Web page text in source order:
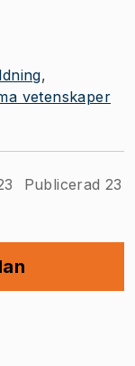
vetenskaper
Publicerad 23